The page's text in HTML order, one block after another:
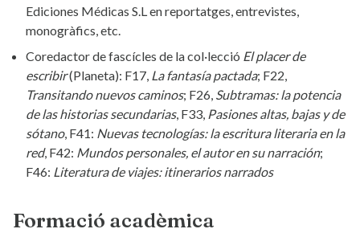
Ediciones Médicas S.L en reportatges, entrevistes,
monogràfics, etc.
Coredactor de fascícles de la col·lecció El placer de
escribir(Planeta): F17, La fantasía pactada; F22,
Transitando nuevos caminos; F26, Subtramas: la potencia
de las historias secundarias, F33, Pasiones altas, bajas y de
sótano, F41: Nuevas tecnologías: la escritura literaria en la
red, F42: Mundos personales, el autor en su narración;
F46: Literatura de viajes: itinerarios narrados
Formació acadèmica